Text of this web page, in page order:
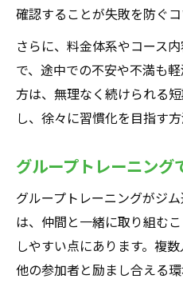
確認することが失敗を防ぐコ
さらに、料金体系やコース
で、途中での不安や不満も
方は、無理なく続けられる
し、徐々に習慣化を目指す方
グループトレーニング
グループトレーニングがジ
は、仲間と一緒に取り組む
しやすい点にあります。複
他の参加者と励まし合える